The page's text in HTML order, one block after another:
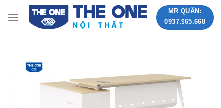
MR QUÂN:
0937.965.668